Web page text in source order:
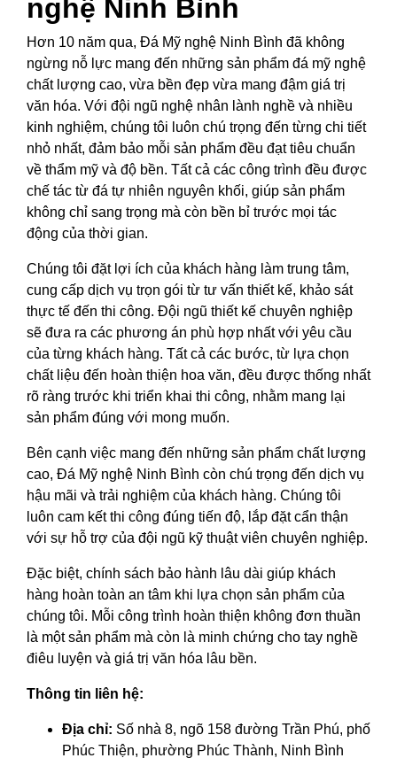
nghệ Ninh Bình
Hơn 10 năm qua, Đá Mỹ nghệ Ninh Bình đã không
ngừng nỗ lực mang đến những sản phẩm đá mỹ nghệ
chất lượng cao, vừa bền đẹp vừa mang đậm giá trị
văn hóa. Với đội ngũ nghệ nhân lành nghề và nhiều
kinh nghiệm, chúng tôi luôn chú trọng đến từng chi tiết
nhỏ nhất, đảm bảo mỗi sản phẩm đều đạt tiêu chuẩn
về thẩm mỹ và độ bền. Tất cả các công trình đều được
chế tác từ đá tự nhiên nguyên khối, giúp sản phẩm
không chỉ sang trọng mà còn bền bỉ trước mọi tác
động của thời gian.
Chúng tôi đặt lợi ích của khách hàng làm trung tâm,
cung cấp dịch vụ trọn gói từ tư vấn thiết kế, khảo sát
thực tế đến thi công. Đội ngũ thiết kế chuyên nghiệp
sẽ đưa ra các phương án phù hợp nhất với yêu cầu
của từng khách hàng. Tất cả các bước, từ lựa chọn
chất liệu đến hoàn thiện hoa văn, đều được thống nhất
rõ ràng trước khi triển khai thi công, nhằm mang lại
sản phẩm đúng với mong muốn.
Bên cạnh việc mang đến những sản phẩm chất lượng
cao, Đá Mỹ nghệ Ninh Bình còn chú trọng đến dịch vụ
hậu mãi và trải nghiệm của khách hàng. Chúng tôi
luôn cam kết thi công đúng tiến độ, lắp đặt cẩn thận
với sự hỗ trợ của đội ngũ kỹ thuật viên chuyên nghiệp.
Đặc biệt, chính sách bảo hành lâu dài giúp khách
hàng hoàn toàn an tâm khi lựa chọn sản phẩm của
chúng tôi. Mỗi công trình hoàn thiện không đơn thuần
là một sản phẩm mà còn là minh chứng cho tay nghề
điêu luyện và giá trị văn hóa lâu bền.
Thông tin liên hệ:
Địa chỉ: Số nhà 8, ngõ 158 đường Trần Phú, phố
Phúc Thiện, phường Phúc Thành, Ninh Bình